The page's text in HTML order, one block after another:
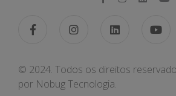
© 2024. Todos os direitos
por Nobug Tecnologia.